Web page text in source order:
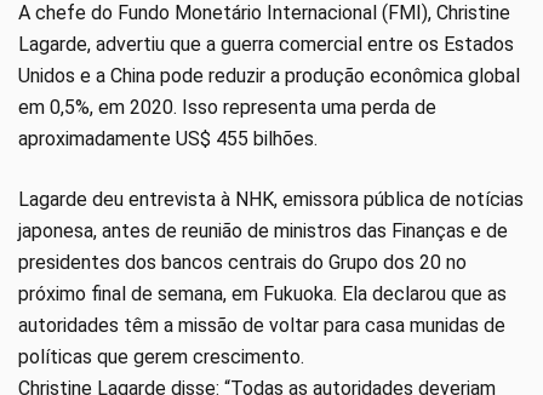
A chefe do Fundo Monetário Internacional (FMI), Christine
Lagarde, advertiu que a guerra comercial entre os Estados
Unidos e a China pode reduzir a produção econômica global
em 0,5%, em 2020. Isso representa uma perda de
aproximadamente US$ 455 bilhões.
Lagarde deu entrevista à NHK, emissora pública de notícias
japonesa, antes de reunião de ministros das Finanças e de
presidentes dos bancos centrais do Grupo dos 20 no
próximo final de semana, em Fukuoka. Ela declarou que as
autoridades têm a missão de voltar para casa munidas de
políticas que gerem crescimento.
Christine Lagarde disse: “Todas as autoridades deveriam